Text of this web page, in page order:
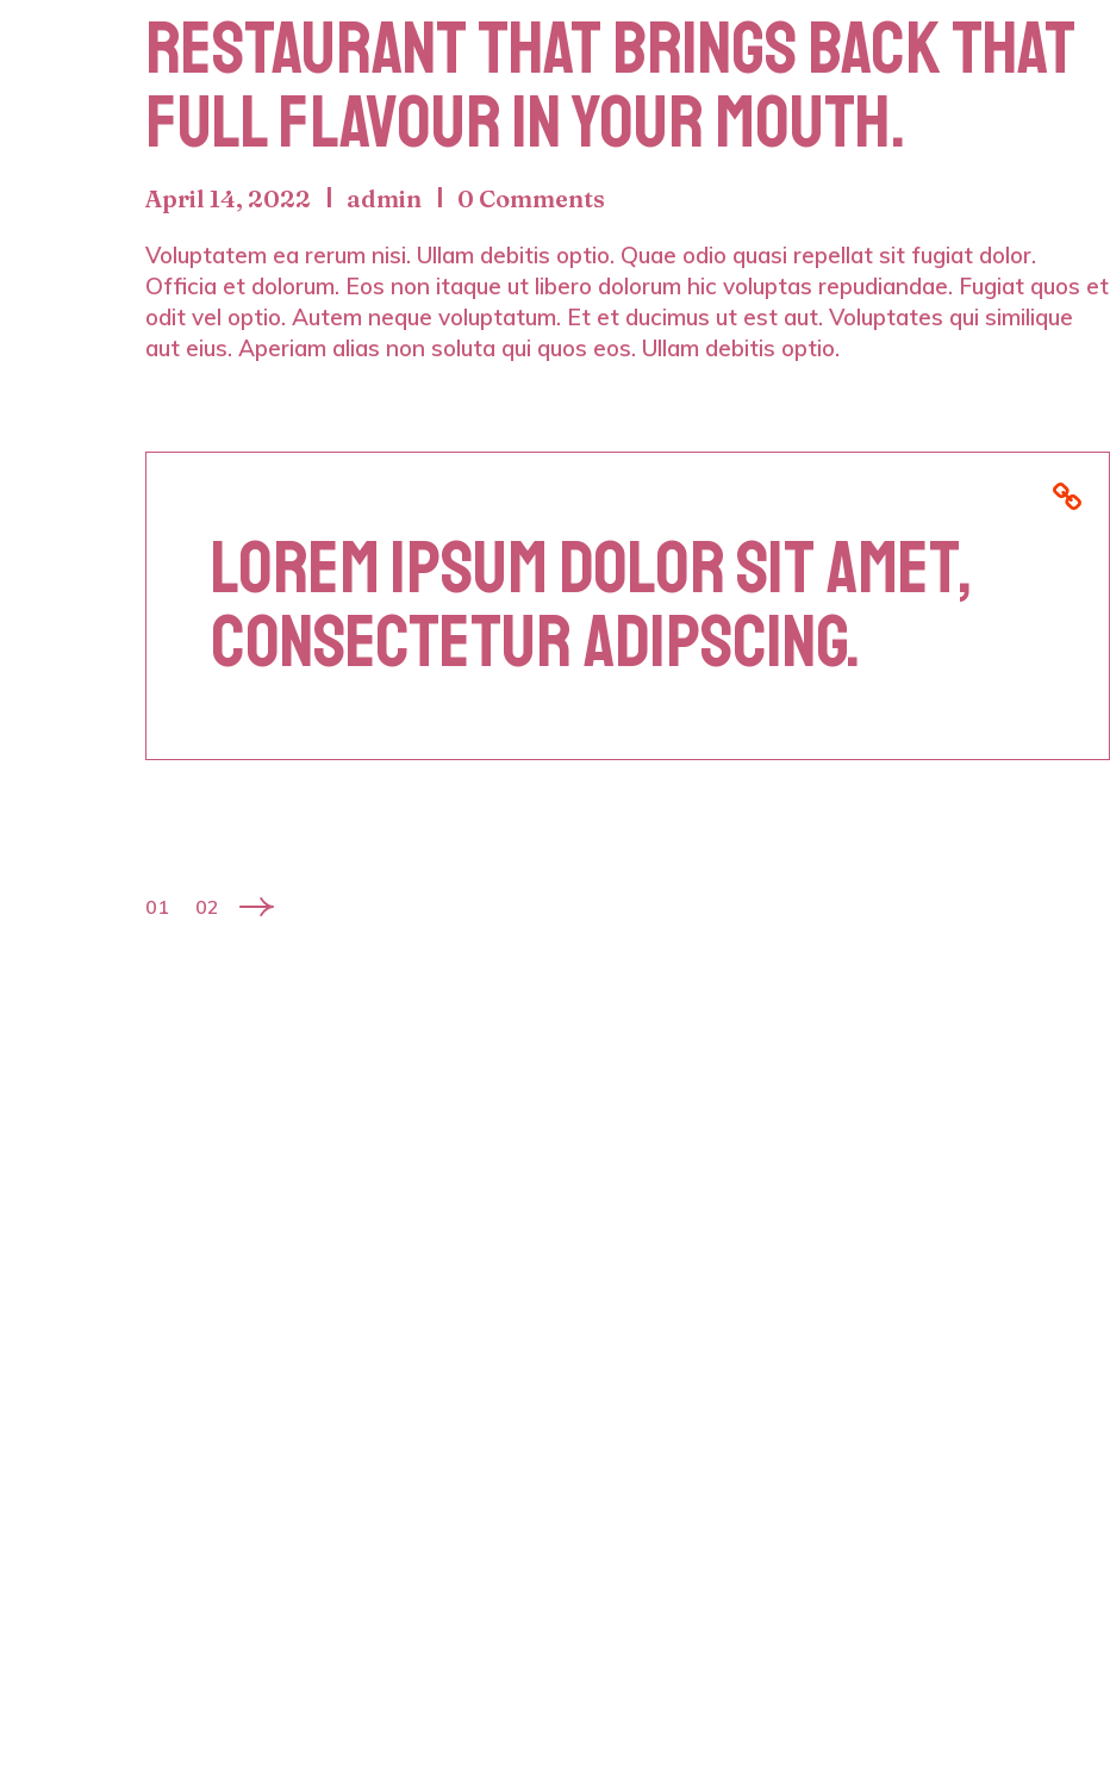
RESTAURANT THAT BRINGS BACK THAT
FULL FLAVOUR IN YOUR MOUTH.
April 14, 2022 admin 0 Comments
Voluptatem ea rerum nisi. Ullam debitis optio. Quae odio quasi repellat sit fugiat dolor.
Officia et dolorum. Eos non itaque ut libero dolorum hic voluptas repudiandae. Fugiat quos et
odit vel optio. Autem neque voluptatum. Et et ducimus ut est aut. Voluptates qui similique
aut eius. Aperiam alias non soluta qui quos eos. Ullam debitis optio.
LOREM IPSUM DOLOR SIT AMET,
CONSECTETUR ADIPSCING.
01 02